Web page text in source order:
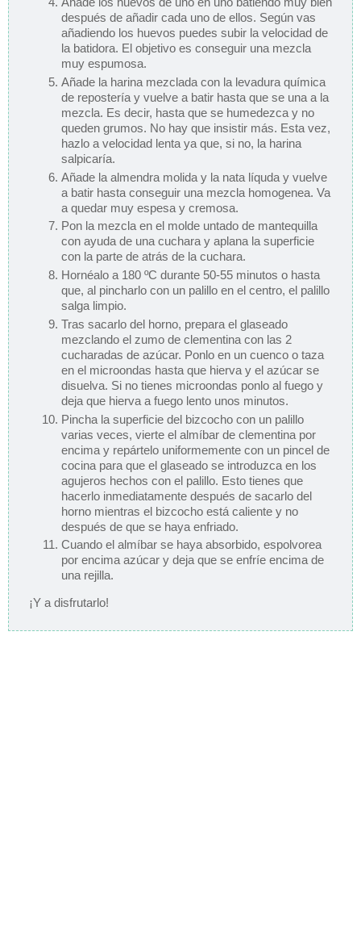
después de añadir cada uno de ellos. Según vas
añadiendo los huevos puedes subir la velocidad de
la batidora. El objetivo es conseguir una mezcla
muy espumosa.
Añade la harina mezclada con la levadura química
de repostería y vuelve a batir hasta que se una a la
mezcla. Es decir, hasta que se humedezca y no
queden grumos. No hay que insistir más. Esta vez,
hazlo a velocidad lenta ya que, si no, la harina
salpicaría.
Añade la almendra molida y la nata líquda y vuelve
a batir hasta conseguir una mezcla homogenea. Va
a quedar muy espesa y cremosa.
Pon la mezcla en el molde untado de mantequilla
con ayuda de una cuchara y aplana la superficie
con la parte de atrás de la cuchara.
Hornéalo a 180 ºC durante 50-55 minutos o hasta
que, al pincharlo con un palillo en el centro, el palillo
salga limpio.
Tras sacarlo del horno, prepara el glaseado
mezclando el zumo de clementina con las 2
cucharadas de azúcar. Ponlo en un cuenco o taza
en el microondas hasta que hierva y el azúcar se
disuelva. Si no tienes microondas ponlo al fuego y
deja que hierva a fuego lento unos minutos.
Pincha la superficie del bizcocho con un palillo
varias veces, vierte el almíbar de clementina por
encima y repártelo uniformemente con un pincel de
cocina para que el glaseado se introduzca en los
agujeros hechos con el palillo. Esto tienes que
hacerlo inmediatamente después de sacarlo del
horno mientras el bizcocho está caliente y no
después de que se haya enfriado.
Cuando el almíbar se haya absorbido, espolvorea
por encima azúcar y deja que se enfríe encima de
una rejilla.
¡Y a disfrutarlo!